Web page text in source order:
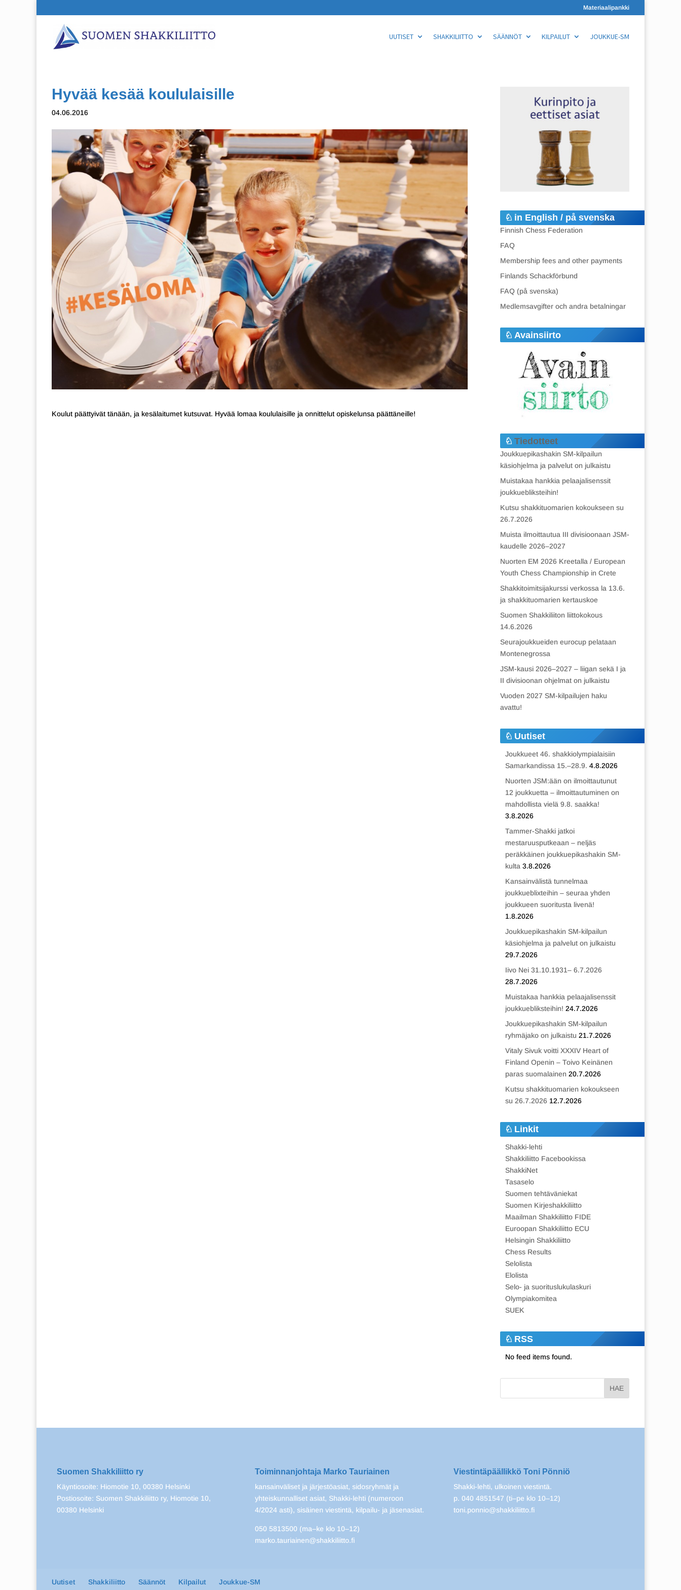
Materiaalipankki
UUTISET SHAKKILIITTO SÄÄNNÖT KILPAILUT JOUKKUE-SM
Hyvää kesää koululaisille
04.06.2016
Koulut päättyivät tänään, ja kesälaitumet kutsuvat. Hyvää lomaa koululaisille ja onnittelut opiskelunsa päättäneille!
in English / på svenska
Finnish Chess Federation
FAQ
Membership fees and other payments
Finlands Schackförbund
FAQ (på svenska)
Medlemsavgifter och andra betalningar
Avainsiirto
Tiedotteet
Joukkuepikashakin SM-kilpailun
käsiohjelma ja palvelut on julkaistu
Muistakaa hankkia pelaajalisenssit
joukkuebliksteihin!
Kutsu shakkituomarien kokoukseen su
26.7.2026
Muista ilmoittautua III divisioonaan JSM-
kaudelle 2026–2027
Nuorten EM 2026 Kreetalla / European
Youth Chess Championship in Crete
Shakkitoimitsijakurssi verkossa la 13.6.
ja shakkituomarien kertauskoe
Suomen Shakkiliiton liittokokous
14.6.2026
Seurajoukkueiden eurocup pelataan
Montenegrossa
JSM-kausi 2026–2027 – liigan sekä I ja
II divisioonan ohjelmat on julkaistu
Vuoden 2027 SM-kilpailujen haku
avattu!
Uutiset
Joukkueet 46. shakkiolympialaisiin
Samarkandissa 15.–28.9. 4.8.2026
Nuorten JSM:ään on ilmoittautunut
12 joukkuetta – ilmoittautuminen on
mahdollista vielä 9.8. saakka!
3.8.2026
Tammer-Shakki jatkoi
mestaruusputkeaan – neljäs
peräkkäinen joukkuepikashakin SM-
kulta 3.8.2026
Kansainvälistä tunnelmaa
joukkueblixteihin – seuraa yhden
joukkueen suoritusta livenä!
1.8.2026
Joukkuepikashakin SM-kilpailun
käsiohjelma ja palvelut on julkaistu
29.7.2026
Iivo Nei 31.10.1931– 6.7.2026
28.7.2026
Muistakaa hankkia pelaajalisenssit
joukkuebliksteihin! 24.7.2026
Joukkuepikashakin SM-kilpailun
ryhmäjako on julkaistu 21.7.2026
Vitaly Sivuk voitti XXXIV Heart of
Finland Openin – Toivo Keinänen
paras suomalainen 20.7.2026
Kutsu shakkituomarien kokoukseen
su 26.7.2026 12.7.2026
Linkit
Shakki-lehti
Shakkiliitto Facebookissa
ShakkiNet
Tasaselo
Suomen tehtäväniekat
Suomen Kirjeshakkiliitto
Maailman Shakkiliitto FIDE
Euroopan Shakkiliitto ECU
Helsingin Shakkiliitto
Chess Results
Selolista
Elolista
Selo- ja suorituslukulaskuri
Olympiakomitea
SUEK
RSS
No feed items found.
Suomen Shakkiliitto ry
Käyntiosoite: Hiomotie 10, 00380 Helsinki
Postiosoite: Suomen Shakkiliitto ry, Hiomotie 10,
00380 Helsinki
Toiminnanjohtaja Marko Tauriainen
kansainväliset ja järjestöasiat, sidosryhmät ja
yhteiskunnalliset asiat, Shakki-lehti (numeroon
4/2024 asti), sisäinen viestintä, kilpailu- ja jäsenasiat.
050 5813500 (ma–ke klo 10–12)
marko.tauriainen@shakkiliitto.fi
Viestintäpäällikkö Toni Pönniö
Shakki-lehti, ulkoinen viestintä.
p. 040 4851547 (ti–pe klo 10–12)
toni.ponnio@shakkiliitto.fi
Uutiset Shakkiliitto Säännöt Kilpailut Joukkue-SM